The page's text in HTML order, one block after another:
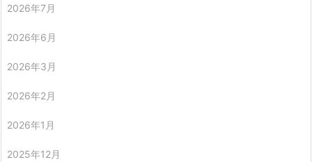
2026年7月
2026年6月
2026年3月
2026年2月
2026年1月
2025年12月